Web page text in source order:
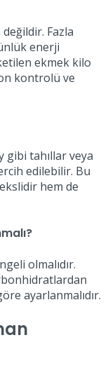
Fazla
enerji
ekmek kilo
kontrolü ve
gibi tahıllar veya
edilebilir. Bu
hem de
olmalıdır.
ayarlanmalıdır.